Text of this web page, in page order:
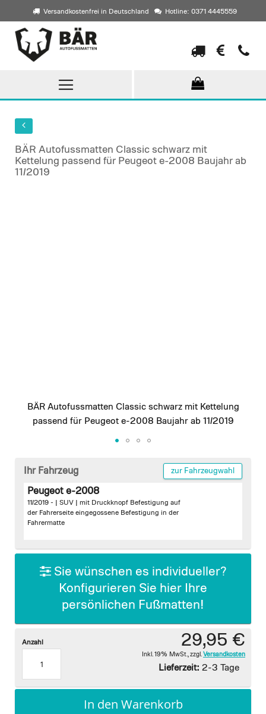
Versandkostenfrei in Deutschland Hotline: 0371 4445559
Direkt
zum
Inhalt
BÄR Autofussmatten Classic schwarz mit
Kettelung passend für Peugeot e-2008 Baujahr ab
11/2019
BÄR Autofussmatten Classic schwarz mit Kettelung
passend für Peugeot e-2008 Baujahr ab 11/2019
beginning
gallery
Ihr Fahrzeug zur Fahrzeugwahl
Peugeot e-2008
11/2019 - | SUV | mit Druckknopf Befestigung auf
der Fahrerseite eingegossene Befestigung in der
Fahrermatte
Sie wünschen es individueller?
Konfigurieren Sie hier Ihre
persönlichen Fußmatten!
29,95 €
Inkl. 19% MwSt. zzgl. Versandkosten
Lieferzeit: 2-3 Tage
Anzahl
In den Warenkorb